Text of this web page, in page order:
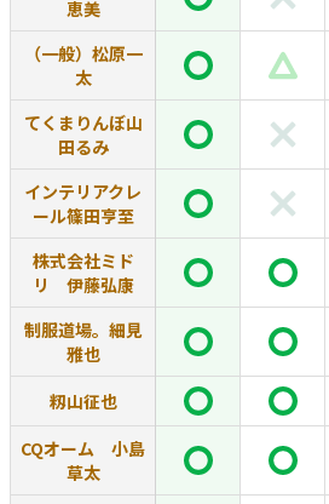
恵美
（一般）松原一
太
てくまりんぼ山
田るみ
インテリアクレ
ール篠田亨至
株式会社ミド
リ 伊藤弘康
制服道場。細見
雅也
籾山征也
CQオーム 小島
草太